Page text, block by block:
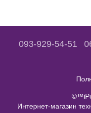
093-929-54-51
Интернет-магазин